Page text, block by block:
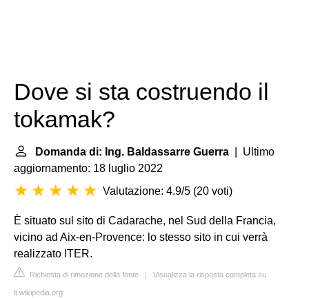
Dove si sta costruendo il
tokamak?
Domanda di: Ing. Baldassarre Guerra | Ultimo
aggiornamento: 18 luglio 2022
Valutazione: 4.9/5 (20 voti)
È situato sul sito di Cadarache, nel Sud della Francia,
vicino ad Aix-en-Provence: lo stesso sito in cui verrà
realizzato ITER.
Richiesta di rimozione della fonte | Visualizza la risposta completa su
it.wikipedia.org